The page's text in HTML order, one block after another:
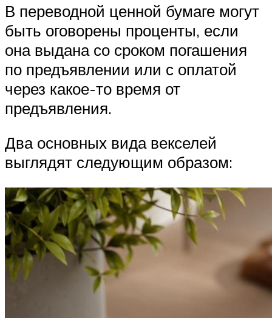
В переводной ценной бумаге могут
быть оговорены проценты, если
она выдана со сроком погашения
по предъявлении или с оплатой
через какое-то время от
предъявления.
Два основных вида векселей
выглядят следующим образом: